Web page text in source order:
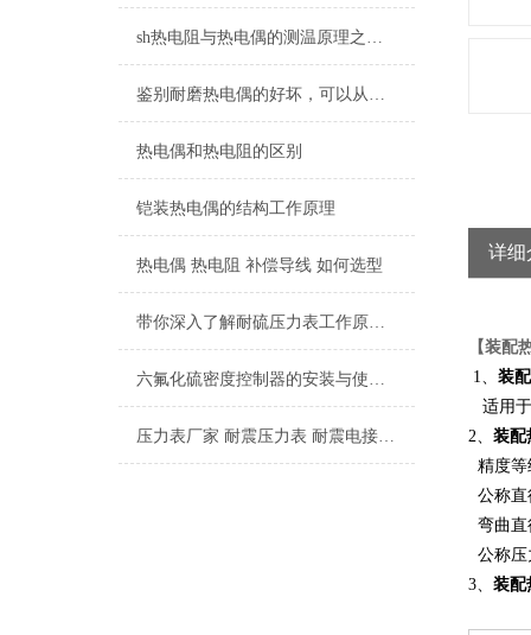
sh热电阻与热电偶的测温原理之间的不同
鉴别耐磨热电偶的好坏，可以从这五个点入手
热电偶和热电阻的区别
铠装热电偶的结构工作原理
热电偶 热电阻 补偿导线 如何选型
带你深入了解耐硫压力表工作原理及其构造
六氟化硫密度控制器的安装与使用过程是至关重要的
压力表厂家 耐震压力表 耐震电接点压力表 隔膜压力表
详细
【装配
1、 装
适用
2、 装
精度
公称
弯曲直
公称
3、 装配